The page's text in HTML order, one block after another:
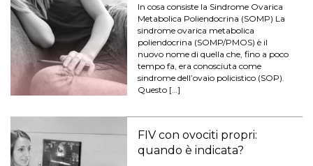
In cosa consiste la Sindrome Ovarica
Metabolica Poliendocrina (SOMP) La
sindrome ovarica metabolica
poliendocrina (SOMP/PMOS) è il
nuovo nome di quella che, fino a poco
tempo fa, era conosciuta come
sindrome dell’ovaio policistico (SOP).
Questo […]
FIV con ovociti propri:
quando è indicata?